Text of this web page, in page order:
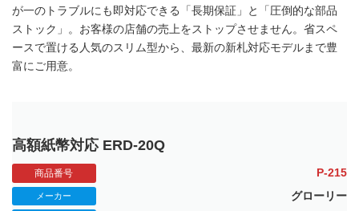
します。
だからこそ私たちは「売って終わり」では
なく、「徹底した事前メンテナンス」と
が一のトラブルにも即対応できる「長期保証」と「圧倒的な部品
ストック」。お客様の店舗の売上をストップさせません。省スペ
ースで置ける人気のスリム型から、最新の新札対応モデルまで豊
富にご用意。
高額紙幣対応 ERD-20Q
商品番号 P-215
メーカー グローリー